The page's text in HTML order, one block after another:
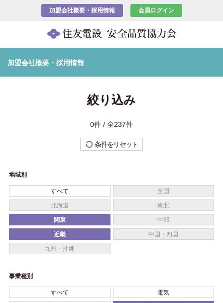
加盟会社概要・採用情報 会員ログイン
加盟会社概要・採用情報
絞り込み
0件 / 全237件
条件をリセット
地域別
すべて 全国
北海道 東北
関東 中部
近畿 中国・四国
九州・沖縄
事業種別
すべて 電気